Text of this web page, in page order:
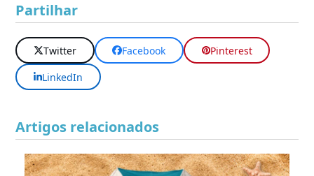
Partilhar
Twitter Facebook
Pinterest
LinkedIn
Artigos relacionados